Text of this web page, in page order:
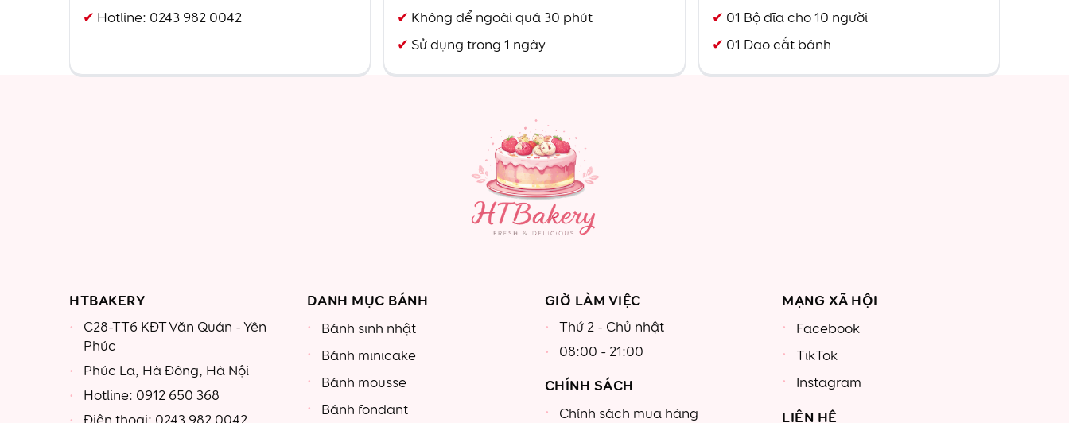
Hotline: 0243 982 0042
Không để ngoài quá 30 phút
Sử dụng trong 1 ngày
01 Bộ đĩa cho 10 người
01 Dao cắt bánh
HTBAKERY
C28-TT6 KĐT Văn Quán - Yên
Phúc
Phúc La, Hà Đông, Hà Nội
Hotline: 0912 650 368
DANH MỤC BÁNH
Bánh sinh nhật
Bánh minicake
Bánh mousse
Bánh fondant
GIỜ LÀM VIỆC
Thứ 2 - Chủ nhật
08:00 - 21:00
CHÍNH SÁCH
Chính sách mua hàng
MẠNG XÃ HỘI
Facebook
TikTok
Instagram
LIÊN HỆ